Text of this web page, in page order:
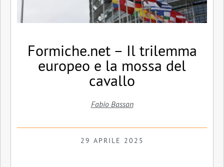
Formiche.net – Il trilemma
europeo e la mossa del
cavallo
Fabio Bassan
29 APRILE 2025